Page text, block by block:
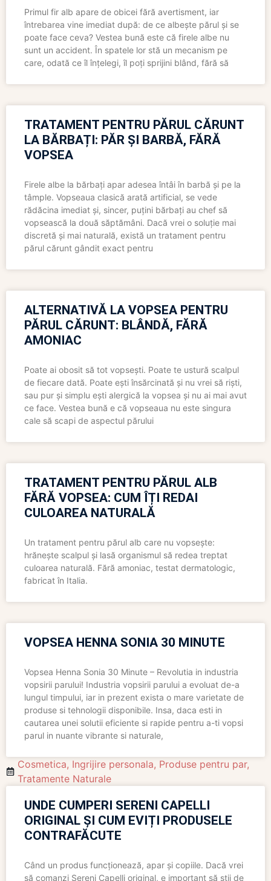
Primul fir alb apare de obicei fără avertisment, iar
întrebarea vine imediat după: de ce albește părul și se
poate face ceva? Vestea bună este că firele albe nu
sunt un accident. În spatele lor stă un mecanism pe
care, odată ce îl înțelegi, îl poți sprijini blând, fără să
TRATAMENT PENTRU PĂRUL CĂRUNT
LA BĂRBAȚI: PĂR ȘI BARBĂ, FĂRĂ
VOPSEA
Firele albe la bărbați apar adesea întâi în barbă și pe la
tâmple. Vopseaua clasică arată artificial, se vede
rădăcina imediat și, sincer, puțini bărbați au chef să
vopsească la două săptămâni. Dacă vrei o soluție mai
discretă și mai naturală, există un tratament pentru
părul cărunt gândit exact pentru
ALTERNATIVĂ LA VOPSEA PENTRU
PĂRUL CĂRUNT: BLÂNDĂ, FĂRĂ
AMONIAC
Poate ai obosit să tot vopsești. Poate te ustură scalpul
de fiecare dată. Poate ești însărcinată și nu vrei să riști,
sau pur și simplu ești alergică la vopsea și nu ai mai avut
ce face. Vestea bună e că vopseaua nu este singura
cale să scapi de aspectul părului
TRATAMENT PENTRU PĂRUL ALB
FĂRĂ VOPSEA: CUM ÎȚI REDAI
CULOAREA NATURALĂ
Un tratament pentru părul alb care nu vopsește:
hrănește scalpul și lasă organismul să redea treptat
culoarea naturală. Fără amoniac, testat dermatologic,
fabricat în Italia.
VOPSEA HENNA SONIA 30 MINUTE
Vopsea Henna Sonia 30 Minute – Revolutia in industria
vopsirii parului! Industria vopsirii parului a evoluat de-a
lungul timpului, iar in prezent exista o mare varietate de
produse si tehnologii disponibile. Insa, daca esti in
cautarea unei solutii eficiente si rapide pentru a-ti vopsi
parul in nuante vibrante si naturale,
Cosmetica, Ingrijire personala, Produse pentru par,
Tratamente Naturale
UNDE CUMPERI SERENI CAPELLI
ORIGINAL ȘI CUM EVIȚI PRODUSELE
CONTRAFĂCUTE
Când un produs funcționează, apar și copiile. Dacă vrei
să comanzi Sereni Capelli original, e important să știi de